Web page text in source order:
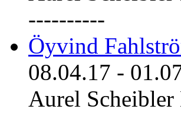
----------
Öyvind
08.04.17 -
Aurel